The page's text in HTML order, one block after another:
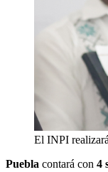
El INPI
Puebla contará con 4